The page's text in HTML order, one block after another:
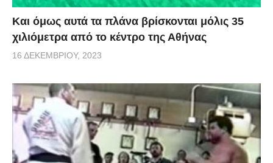
Και όμως αυτά τα πλάνα βρίσκονται μόλις 35
χιλιόμετρα από το κέντρο της Αθήνας
16 ΔΕΚΕΜΒΡΊΟΥ, 2023